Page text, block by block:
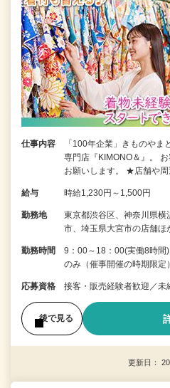
仕事内容
「100年企業」きものや
専門店『KIMONO＆』。
お願いします。 ★店舗や
給与 時給1,230円～1,500円
勤務地
東京都渋谷区、神奈川県横
市、埼玉県大宮市の店舗
勤務時間
9：00～18：00(実働8時
のみ（催事開催の時期限
応募資格 接客・販売経験者歓迎／未
後で見る
更新日：